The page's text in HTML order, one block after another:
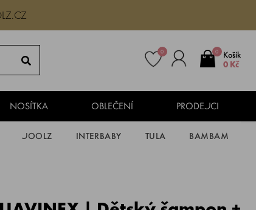
0
Košík
0 Kč
0
NOSÍTKA OBLEČENÍ PRODEJCI
JOOLZ INTERBABY TULA BAMBAM